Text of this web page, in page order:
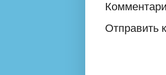
Отправить